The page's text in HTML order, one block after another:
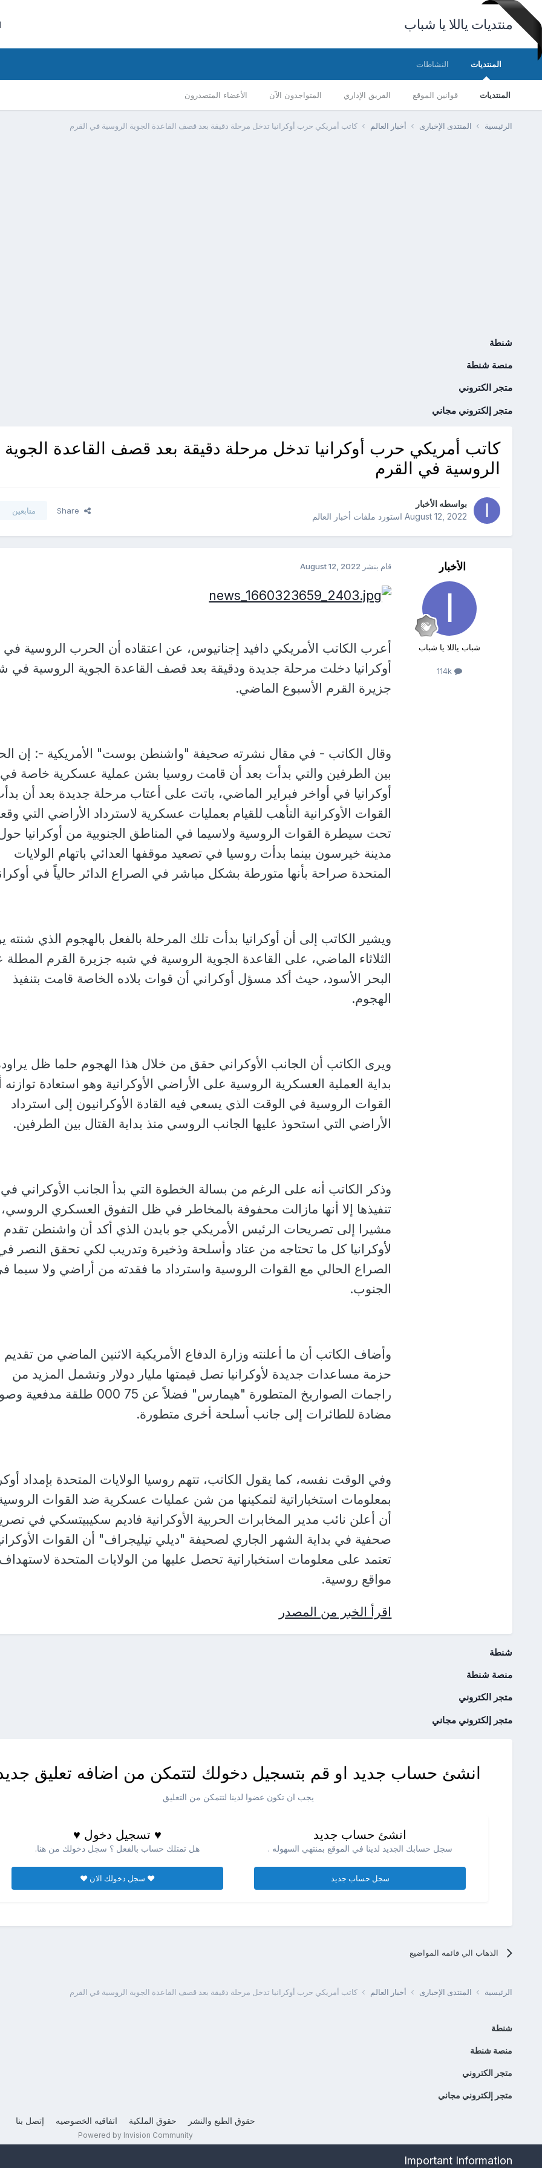
منتديات ياللا يا شباب
المنتديات
المنتديات قوانين الموقع الفريق الإداري المتواجدون الآن الأعضاء المتصدرون
النشاطات
الرئيسية المنتدى الإخبارى أخبار العالم كاتب أمريكي حرب أوكرانيا تدخل مرحلة دقيقة بعد قصف القاعدة الجوية الروسية في القرم
شنطة
منصة شنطة
متجر الكتروني
متجر إلكتروني مجاني
كاتب أمريكي حرب أوكرانيا تدخل مرحلة دقيقة بعد قصف القاعدة الجوية
الروسية في القرم
بواسطه الأخبار
August 12, 2022استورد ملفات أخبار العالم
Share متابعين
الأخبار
شباب ياللا يا شباب
114k
قام بنشر August 12, 2022
أعرب الكاتب الأمريكي دافيد إجناتيوس، عن اعتقاده أن الحرب الروسية في
أوكرانيا دخلت مرحلة جديدة ودقيقة بعد قصف القاعدة الجوية الروسية في
جزيرة القرم الأسبوع الماضي.
وقال الكاتب - في مقال نشرته صحيفة "واشنطن بوست" الأمريكية -: إن
بين الطرفين والتي بدأت بعد أن قامت روسيا بشن عملية عسكرية خاصة في
أوكرانيا في أواخر فبراير الماضي، باتت على أعتاب مرحلة جديدة بعد أن
القوات الأوكرانية التأهب للقيام بعمليات عسكرية لاسترداد الأراضي التي
تحت سيطرة القوات الروسية ولاسيما في المناطق الجنوبية من أوكرانيا
مدينة خيرسون بينما بدأت روسيا في تصعيد موقفها العدائي باتهام الولايات
المتحدة صراحة بأنها متورطة بشكل مباشر في الصراع الدائر حالياً في
ويشير الكاتب إلى أن أوكرانيا بدأت تلك المرحلة بالفعل بالهجوم الذي شنته
الثلاثاء الماضي، على القاعدة الجوية الروسية في شبه جزيرة القرم
البحر الأسود، حيث أكد مسؤل أوكراني أن قوات بلاده الخاصة قامت بتنفيذ
الهجوم.
ويرى الكاتب أن الجانب الأوكراني حقق من خلال هذا الهجوم حلما ظل
بداية العملية العسكرية الروسية على الأراضي الأوكرانية وهو استعادة توازنه
القوات الروسية في الوقت الذي يسعي فيه القادة الأوكرانيون إلى استرداد
الأراضي التي استحوذ عليها الجانب الروسي منذ بداية القتال بين الطرفين.
وذكر الكاتب أنه على الرغم من بسالة الخطوة التي بدأ الجانب الأوكراني في
تنفيذها إلا أنها مازالت محفوفة بالمخاطر في ظل التفوق العسكري الروسي،
مشيرا إلى تصريحات الرئيس الأمريكي جو بايدن الذي أكد أن واشنطن تقدم
لأوكرانيا كل ما تحتاجه من عتاد وأسلحة وذخيرة وتدريب لكي تحقق النصر
الصراع الحالي مع القوات الروسية واسترداد ما فقدته من أراضي ولا سيما
الجنوب.
وأضاف الكاتب أن ما أعلنته وزارة الدفاع الأمريكية الاثنين الماضي من تقديم
حزمة مساعدات جديدة لأوكرانيا تصل قيمتها مليار دولار وتشمل المزيد من
راجمات الصواريخ المتطورة "هيمارس" فضلاً عن 75 000 طلقة
مضادة للطائرات إلى جانب أسلحة أخرى متطورة.
وفي الوقت نفسه، كما يقول الكاتب، تتهم روسيا الولايات المتحدة بإمداد
بمعلومات استخباراتية لتمكينها من شن عمليات عسكرية ضد القوات
أن أعلن نائب مدير المخابرات الحربية الأوكرانية فاديم سكيبيتسكي في
صحفية في بداية الشهر الجاري لصحيفة "ديلي تيليجراف" أن القوات
تعتمد على معلومات استخباراتية تحصل عليها من الولايات المتحدة
مواقع روسية.
اقرأ الخبر من المصدر
شنطة
منصة شنطة
متجر الكتروني
متجر إلكتروني مجاني
انشئ حساب جديد او قم بتسجيل دخولك لتتمكن من اضافه تعليق
يجب ان تكون عضوا لدينا لتتمكن من التعليق
انشئ حساب جديد
سجل حسابك الجديد لدينا في الموقع بمنتهي السهوله .
سجل حساب جديد
♥ تسجيل دخول ♥
هل تمتلك حساب بالفعل ؟ سجل دخولك من هنا.
♥ سجل دخولك الان ♥
الذهاب الي قائمه المواضيع
الرئيسية المنتدى الإخبارى أخبار العالم كاتب أمريكي حرب أوكرانيا تدخل مرحلة دقيقة بعد قصف القاعدة الجوية الروسية في القرم
شنطة
منصة شنطة
متجر الكتروني
متجر إلكتروني مجاني
حقوق الطبع والنشر حقوق الملكية اتفاقيه الخصوصيه إتصل بنا
Powered by Invision Community
Important Information